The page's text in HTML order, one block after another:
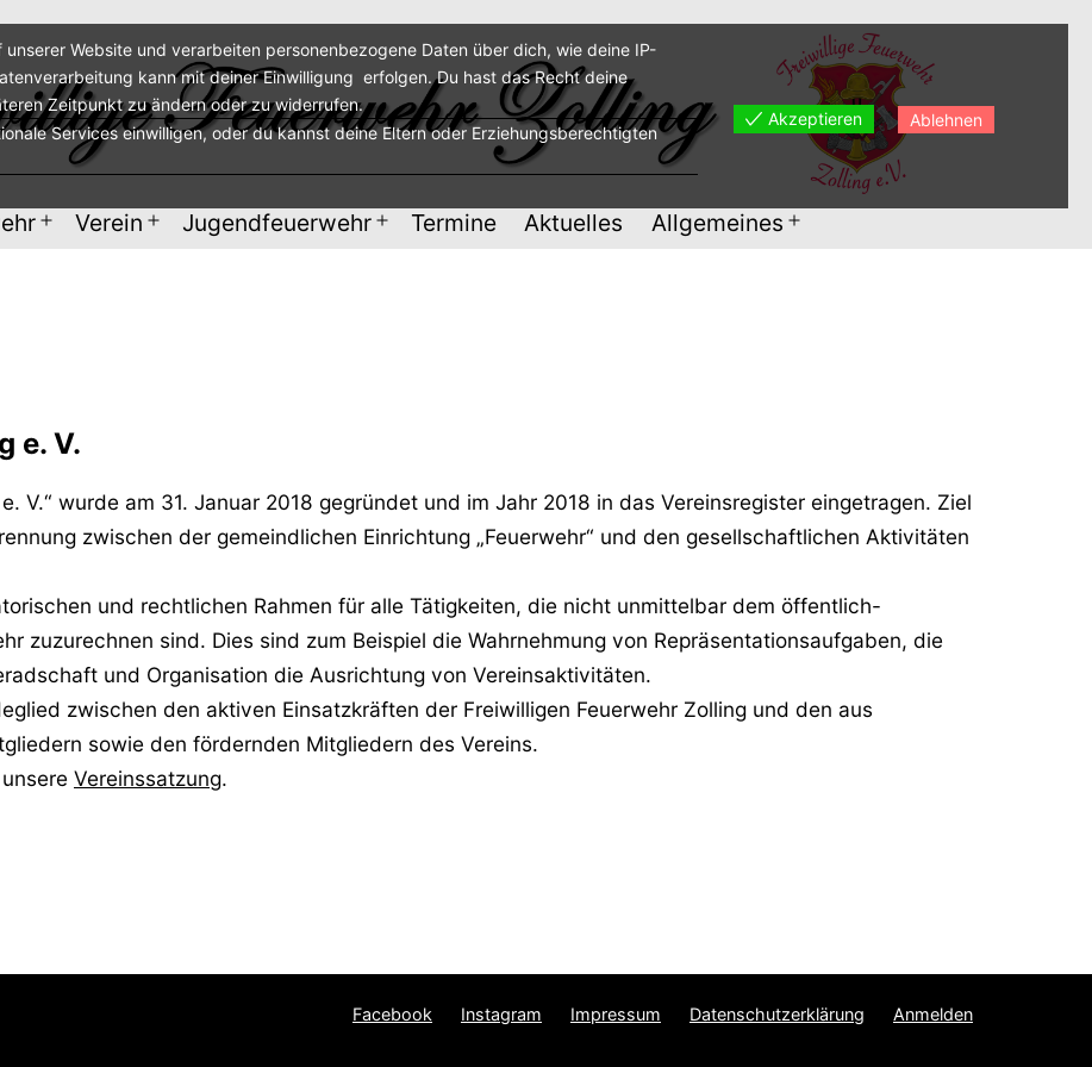
MenüVerein MenüJugendfeuerwehr MenüTermine Aktuelles Allgemeines Menü
e. V.
V.“ wurde am 31. Januar 2018 gegründet und im Jahr 2018 in das Vereinsregister eingetragen. Ziel
zwischen der gemeindlichen Einrichtung „Feuerwehr“ und den gesellschaftlichen Aktivitäten
und rechtlichen Rahmen für alle Tätigkeiten, die nicht unmittelbar dem öffentlich-
zuzurechnen sind. Dies sind zum Beispiel die Wahrnehmung von Repräsentationsaufgaben, die
und Organisation die Ausrichtung von Vereinsaktivitäten.
zwischen den aktiven Einsatzkräften der Freiwilligen Feuerwehr Zolling und den aus
sowie den fördernden Mitgliedern des Vereins.
Vereinssatzung.
Facebook Instagram Impressum Datenschutzerklärung Anmelden
Website und verarbeiten personenbezogene Daten über dich, wie deine IP-
kann mit deiner Einwilligung erfolgen. Du hast das Recht deine
Zeitpunkt zu ändern oder zu widerrufen.
Services einwilligen, oder du kannst deine Eltern oder Erziehungsberechtigten
Akzeptieren Ablehnen